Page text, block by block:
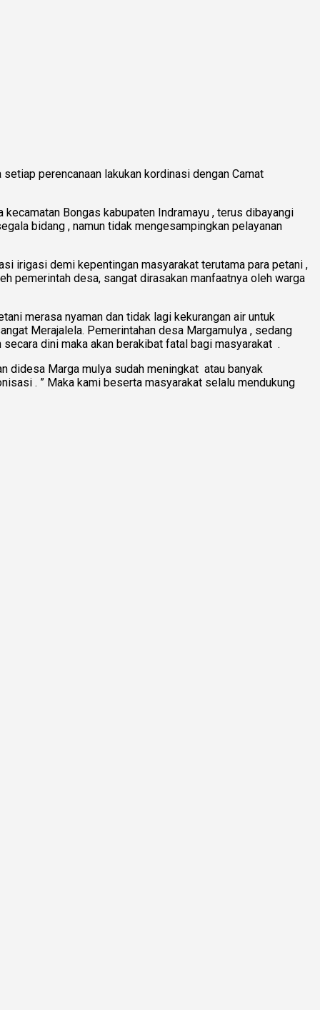
perencanaan lakukan kordinasi dengan Camat
Bongas kabupaten Indramayu , terus dibayangi
bidang , namun tidak mengesampingkan pelayanan
irigasi demi kepentingan masyarakat terutama para petani ,
pemerintah desa, sangat dirasakan manfaatnya oleh warga
merasa nyaman dan tidak lagi kekurangan air untuk
Merajalela. Pemerintahan desa Margamulya , sedang
dini maka akan berakibat fatal bagi masyarakat .
didesa Marga mulya sudah meningkat atau banyak
. ” Maka kami beserta masyarakat selalu mendukung